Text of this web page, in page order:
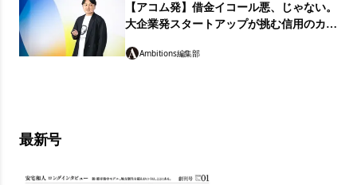
【アコム発】借金イコール悪、じゃない。
大企業発スタートアップが挑む信用のカタ
Ambitions編集部
最新号